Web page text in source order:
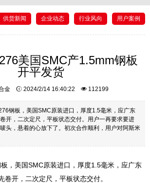
供货新闻 企业动态 行业风向 用户案例
美国SMC产1.5mm钢板
开平发货
金 2024/2/14 16:40:22 112199
钢板，美国SMC原装进口，厚度1.5毫米，应广东
开，二次定尺，平板状态交付。用户一再要求要进
头，悬着的心放下了。初次合作顺利，用户对阿斯米
，美国SMC原装进口，厚度1.5毫米，应广东
卷开，二次定尺，平板状态交付。